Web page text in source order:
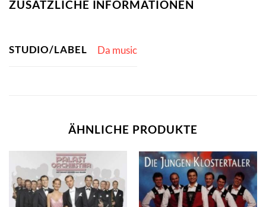
ZUSÄTZLICHE INFORMATIONEN
STUDIO/LABEL Da music
ÄHNLICHE PRODUKTE